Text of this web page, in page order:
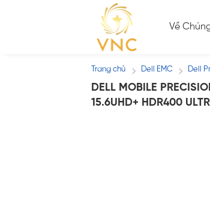
Về
Trang chủ / Dell EMC / Dell
DELL MOBILE
15.6UHD+ HDR400